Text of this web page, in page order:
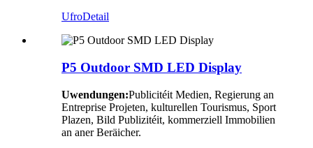
UfroDetail
P5 Outdoor SMD LED Display
Uwendungen:Publicitéit Medien, Regierung an
Entreprise Projeten, kulturellen Tourismus, Sport
Plazen, Bild Publizitéit, kommerziell Immobilien
an aner Beräicher.